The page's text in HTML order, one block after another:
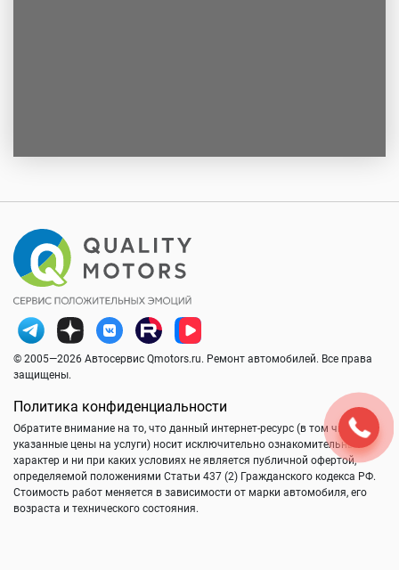
© 2005—2026 Автосервис Qmotors.ru. Ремонт автомобилей. Все права
защищены.
Политика конфиденциальности
Обратите внимание на то, что данный интернет-ресурс (в том числе
указанные цены на услуги) носит исключительно ознакомительный
характер и ни при каких условиях не является публичной офертой,
определяемой положениями Статьи 437 (2) Гражданского кодекса РФ.
Стоимость работ меняется в зависимости от марки автомобиля, его
возраста и технического состояния.